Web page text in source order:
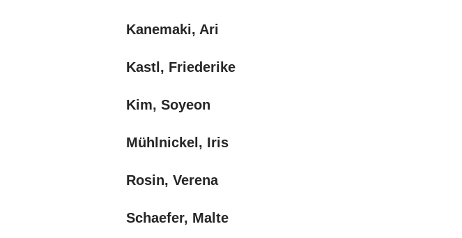
Kanemaki, Ari
Kastl, Friederike
Kim, Soyeon
Mühlnickel, Iris
Rosin, Verena
Schaefer, Malte